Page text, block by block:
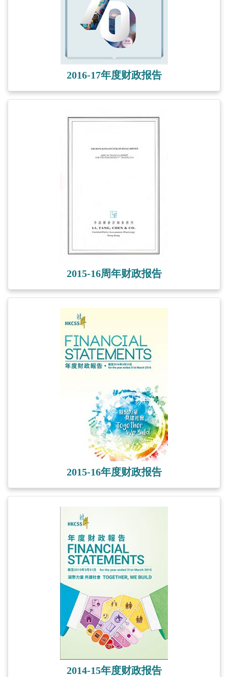
2016-17年度财政报告
2015-16周年财政报告
2015-16年度财政报告
2014-15年度财政报告